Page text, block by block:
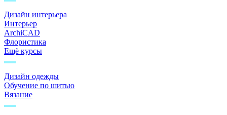
Дизайн интерьера
Интерьер
ArchiCAD
Флористика
Ещё курсы
Дизайн одежды
Обучение по шитью
Вязание